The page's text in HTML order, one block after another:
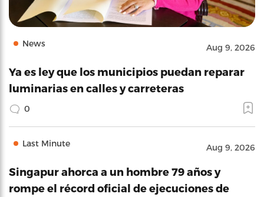
News Aug 9, 2026
Ya es ley que los municipios puedan reparar
luminarias en calles y carreteras
0
Last Minute Aug 9, 2026
Singapur ahorca a un hombre 79 años y
rompe el récord oficial de ejecuciones de